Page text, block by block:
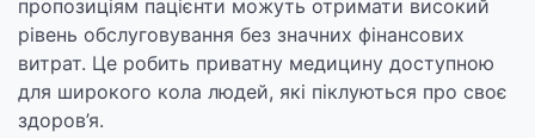
пропозиціям пацієнти можуть отримати високий
рівень обслуговування без значних фінансових
витрат. Це робить приватну медицину доступною
для широкого кола людей, які піклуються про своє
здоров’я.